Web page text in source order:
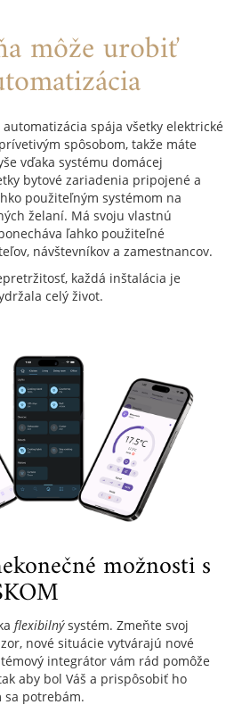
môže urobiť
spája všetky elektrické
spôsobom, takže máte
vďaka systému domácej
bytové zariadenia pripojené a
použiteľným systémom na
želaní. Má svoju vlastnú
ľahko použiteľné
návštevníkov a zamestnancov.
každá inštalácia je
celý život.
možnosti s
flexibilnýsystém. Zmeňte svoj
nové situácie vytvárajú nové
integrátor vám rád pomôže
aby bol Váš a prispôsobiť ho
sa potrebám.